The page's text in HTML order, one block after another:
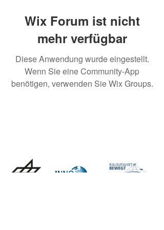
Wix Forum ist nicht
mehr verfügbar
Diese Anwendung wurde eingestellt.
Wenn Sie eine Community-App
benötigen, verwenden Sie Wix Groups.